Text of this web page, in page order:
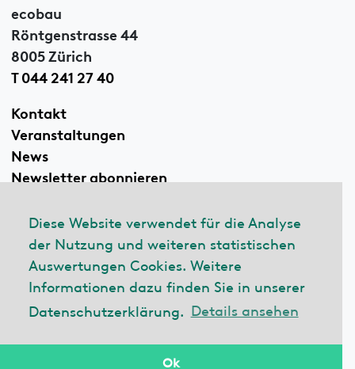
Diese Website verwendet für die Analyse
der Nutzung und weiteren statistischen
Auswertungen Cookies. Weitere
Informationen dazu finden Sie in unserer
Datenschutzerklärung. Details ansehen
Ok
ecobau
Röntgenstrasse 44
8005 Zürich
T 044 241 27 40
Kontakt
Veranstaltungen
News
Newsletter abonnieren
Linkedin
© 2026 ecobau